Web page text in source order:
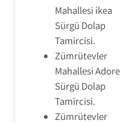
Mahallesi ikea
Sürgü Dolap
Tamircisi.
Zümrütevler
Mahallesi Adore
Sürgü Dolap
Tamircisi.
Zümrütevler